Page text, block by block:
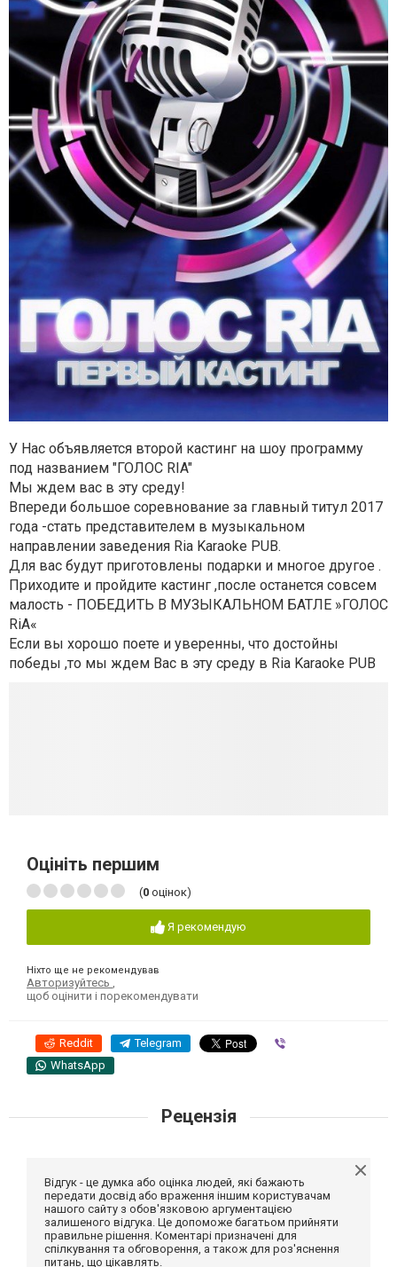
У Нас объявляется второй кастинг на шоу программу
под названием "ГОЛОС RIA"
Мы ждем вас в эту среду!
Впереди большое соревнование за главный титул 2017
года -стать представителем в музыкальном
направлении заведения Ria Karaoke PUB.
Для вас будут приготовлены подарки и многое другое .
Приходите и пройдите кастинг ,после останется совсем
малость - ПОБЕДИТЬ В МУЗЫКАЛЬНОМ БАТЛЕ »ГОЛОС
RiA«
Если вы хорошо поете и уверенны, что достойны
победы ,то мы ждем Вас в эту среду в Ria Karaoke PUB
Оцініть першим
(0 оцінок)
Я рекомендую
Ніхто ще не рекомендував
Авторизуйтесь ,
щоб оцінити і порекомендувати
Reddit Telegram
WhatsApp
Рецензія
Відгук - це думка або оцінка людей, які бажають
передати досвід або враження іншим користувачам
нашого сайту з обов'язковою аргументацією
залишеного відгука. Це допоможе багатьом прийняти
правильне рішення. Коментарі призначені для
спілкування та обговорення, а також для роз'яснення
питань, що цікавлять.